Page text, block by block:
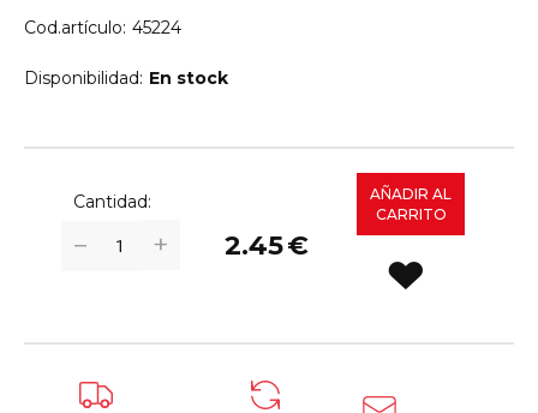
Cod.artículo: 45224
Disponibilidad: En stock
Cantidad:
+
− 2.45€
AÑADIR AL
CARRITO